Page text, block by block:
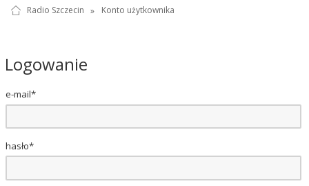
Radio Szczecin » Konto użytkownika
Logowanie
e-mail*
hasło*